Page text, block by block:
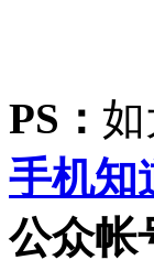
PS：
手机知
公众帐